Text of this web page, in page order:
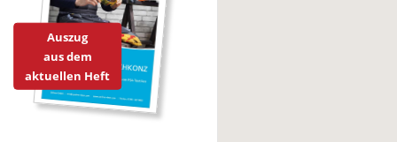
Auszug
aus dem
aktuellen Heft